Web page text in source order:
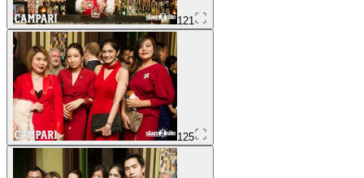
121
125